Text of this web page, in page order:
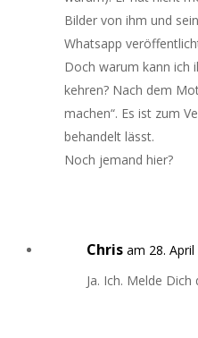
Bilder von ihm und
Whatsapp
Doch warum kann ich
kehren? Nach dem
machen“. Es ist zum
behandelt lässt.
Noch jemand hier?
Chris am 28.
Ja. Ich. Melde Dich